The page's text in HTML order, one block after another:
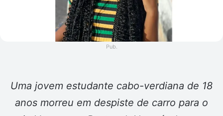
Pub.
Uma jovem estudante cabo-verdiana de 18
anos morreu em despiste de carro para o